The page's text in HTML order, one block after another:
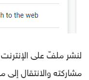
لنشر ملفّ على
مشاركته والانتقال